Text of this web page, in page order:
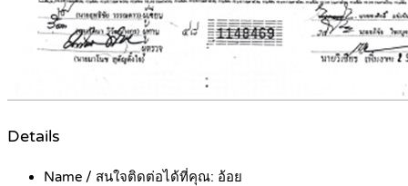
Details
Name / สนใจติดต่อได้ที่คุณ: อ้อย